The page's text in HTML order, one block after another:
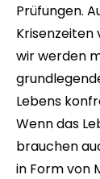
Prüfungen.
Krisenzeiten
wir werden
Lebens
Wenn das
brauchen
in Form von